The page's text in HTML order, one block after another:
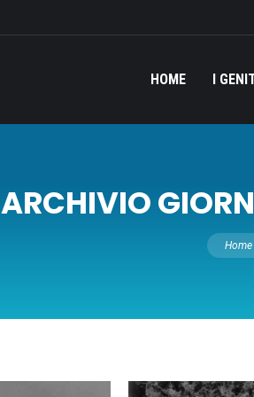
HOME I
ARCHIVIO
Tu sei
Home